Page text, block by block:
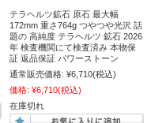
テラヘルツ鉱石 原石 最大幅
172mm 重さ764g つやつや光沢 話
題の 高純度 テラヘルツ 鉱石 2026
年 検査機関にて検査済み 本物保
証 返品保証 パワーストーン
通常販売価格: ¥6,710(税込)
価格: ¥6,710(税込)
在庫切れ